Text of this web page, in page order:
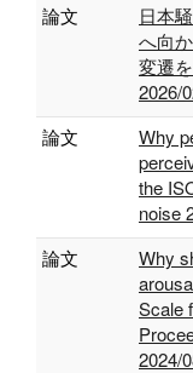
論文
日本
へ向
変遷
2026/
論文
Why
the
noise
論文
Why
Scale
2024/